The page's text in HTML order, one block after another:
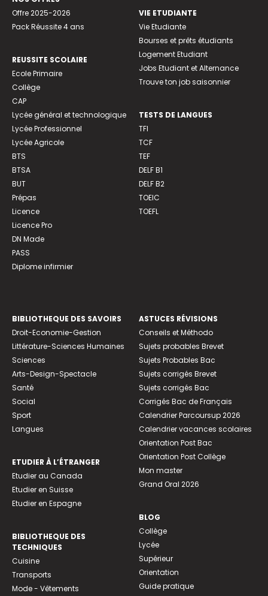
Offre 2025-2026
Pack Réussite 4 ans
REUSSITE SCOLAIRE
Ecole Primaire
Collège
CAP
Lycée général et technologique
Lycée Professionnel
Lycée Agricole
BTS
BTSA
BUT
Prépas
Licence
Licence Pro
DN Made
PASS
Diplome infirmier
VIE ETUDIANTE
Vie Etudiante
Bourses et prêts étudiants
Logement Etudiant
Jobs Etudiant et Alternance
Trouve ton job saisonnier
TESTS DE LANGUES
TFI
TCF
TEF
DELF B1
DELF B2
TOEIC
TOEFL
BIBLIOTHEQUE DES SAVOIRS
Droit-Economie-Gestion
Littérature-Sciences Humaines
Sciences
Arts-Design-Spectacle
Santé
Social
Sport
Langues
ETUDIER À L’ÉTRANGER
Etudier au Canada
Etudier en Suisse
Etudier en Espagne
BIBLIOTHEQUE DES
TECHNIQUES
Cuisine
Transports
Mode - Vêtements
ASTUCES RÉVISIONS
Conseils et Méthodo
Sujets probables Brevet
Sujets Probables Bac
Sujets corrigés Brevet
Sujets corrigés Bac
Corrigés Bac de Français
Calendrier Parcoursup 2026
Calendrier vacances scolaires
Orientation Post Bac
Orientation Post Collège
Mon master
Grand Oral 2026
BLOG
Collège
Lycée
Supérieur
Orientation
Guide pratique